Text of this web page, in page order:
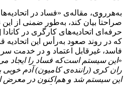
به‌هرروی، مقاله‌ی «فساد در
صراحتاً بیان کند، به‌طور ضمنی از
حرفه‌ای اتحادیه‌های کارگری در
که در روند صعود به‌رأس این اتحادیه
فاسد، غیرقابل اعتماد و در خدمت
«این سیستم است‌که فساد را ایجاد
ران کری (راننده‌ی کامیون) آدم خوبی
این سیستم شد و هم‌اکنون در معرض